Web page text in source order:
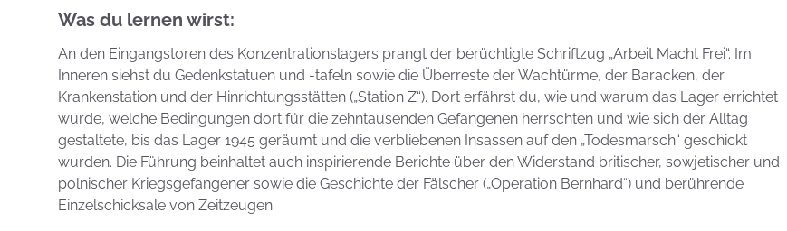
Was du lernen wirst:
An den Eingangstoren des Konzentrationslagers prangt der berüchtigte Schriftzug „Arbeit Macht Frei“. Im
Inneren siehst du Gedenkstatuen und -tafeln sowie die Überreste der Wachtürme, der Baracken, der
Krankenstation und der Hinrichtungsstätten („Station Z“). Dort erfährst du, wie und warum das Lager errichtet
wurde, welche Bedingungen dort für die zehntausenden Gefangenen herrschten und wie sich der Alltag
gestaltete, bis das Lager 1945 geräumt und die verbliebenen Insassen auf den „Todesmarsch“ geschickt
wurden. Die Führung beinhaltet auch inspirierende Berichte über den Widerstand britischer, sowjetischer und
polnischer Kriegsgefangener sowie die Geschichte der Fälscher („Operation Bernhard“) und berührende
Einzelschicksale von Zeitzeugen.